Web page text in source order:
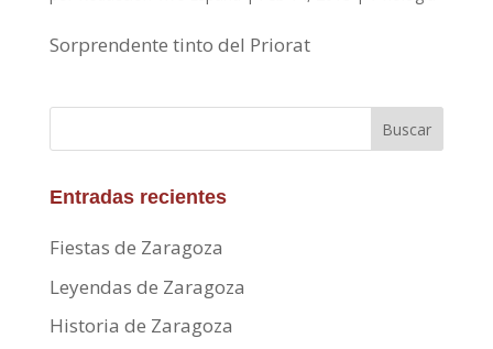
Sorprendente tinto del Priorat
Buscar
Entradas recientes
Fiestas de Zaragoza
Leyendas de Zaragoza
Historia de Zaragoza